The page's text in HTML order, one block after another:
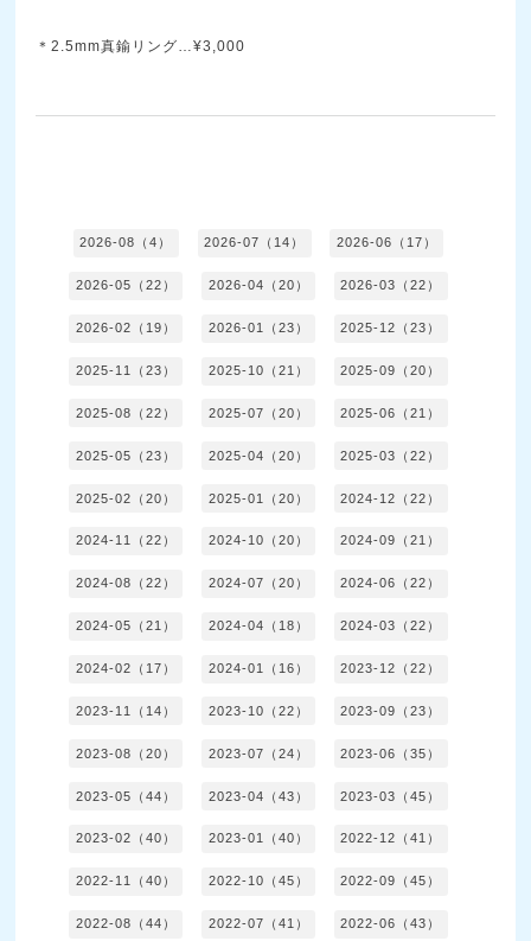
＊2.5mm真鍮リング…¥3,000
2026-08（4） 2026-07（14） 2026-06（17）
2026-05（22） 2026-04（20） 2026-03（22）
2026-02（19） 2026-01（23） 2025-12（23）
2025-11（23） 2025-10（21） 2025-09（20）
2025-08（22） 2025-07（20） 2025-06（21）
2025-05（23） 2025-04（20） 2025-03（22）
2025-02（20） 2025-01（20） 2024-12（22）
2024-11（22） 2024-10（20） 2024-09（21）
2024-08（22） 2024-07（20） 2024-06（22）
2024-05（21） 2024-04（18） 2024-03（22）
2024-02（17） 2024-01（16） 2023-12（22）
2023-11（14） 2023-10（22） 2023-09（23）
2023-08（20） 2023-07（24） 2023-06（35）
2023-05（44） 2023-04（43） 2023-03（45）
2023-02（40） 2023-01（40） 2022-12（41）
2022-11（40） 2022-10（45） 2022-09（45）
2022-08（44） 2022-07（41） 2022-06（43）